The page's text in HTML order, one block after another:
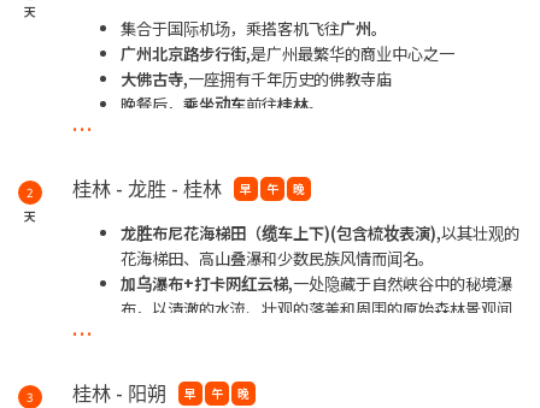
天
集合于国际机场，乘搭客机飞往广州。
广州北京路步行街,是广州最繁华的商业中心之一
大佛古寺,一座拥有千年历史的佛教寺庙
晚餐后， 乘坐动车前往桂林。
...
2
天
桂林 - 龙胜 - 桂林 早 午 晚
龙胜布尼花海梯田（缆车上下)(包含梳妆表演),以其壮观的
花海梯田、高山叠瀑和少数民族风情而闻名。
加乌瀑布+打卡网红云梯,一处隐藏于自然峡谷中的秘境瀑
布，以清澈的水流、壮观的落差和周围的原始森林景观闻
拜访当地红瑶阿嫂家+品尝油茶+拦门酒
...
3
桂林 - 阳朔 早 午 晚